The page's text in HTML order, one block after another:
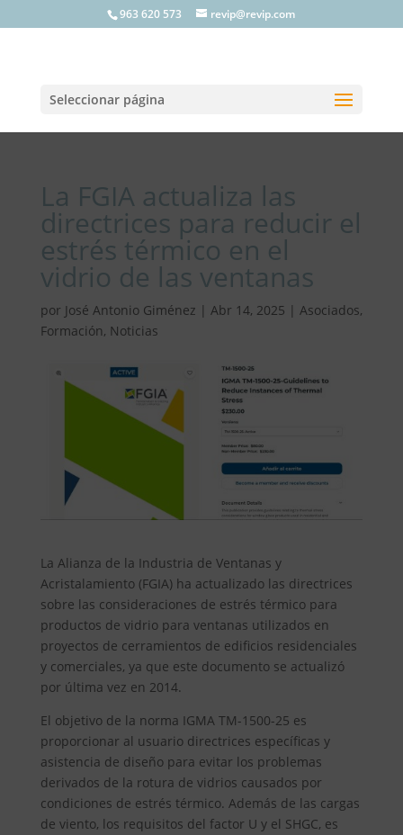
963 620 573 revip@revip.com
Seleccionar página
La FGIA actualiza las
directrices para reducir el
estrés térmico en el
vidrio de las ventanas
por José Antonio Giménez | Abr 14, 2025 | Asociados,
Formación, Noticias
La Alianza de la Industria de Ventanas y
Acristalamiento (FGIA) ha actualizado las directrices
sobre las consideraciones de estrés térmico para
productos de vidrio para ventanas utilizados en
proyectos de cerramientos de edificios residenciales
y comerciales, ya que este documento se actualizó
por última vez en 2014.
El objetivo de la norma IGMA TM-1500-25 es
proporcionar al usuario directrices específicas y
asistencia de diseño para evitar los problemas
derivados de la rotura de vidrios causados ​​por
condiciones de estrés térmico. Además de las cargas
de viento, los requisitos del factor U y el SHGC, es